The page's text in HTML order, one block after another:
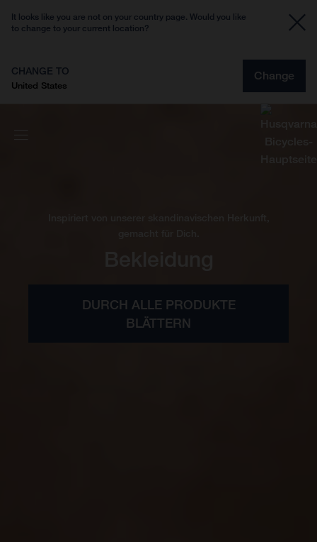
It looks like you are not on your country page. Would you like
to change to your current location?
CHANGE TO
United States
Change
DURCH ALLE PRODUKTE
BLÄTTERN